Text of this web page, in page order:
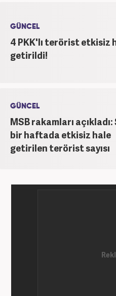
GÜNCEL
4 PKK'lı terörist etkisiz
getirildi!
GÜNCEL
MSB rakamları açıkladı:
bir haftada etkisiz hale
getirilen terörist sayısı